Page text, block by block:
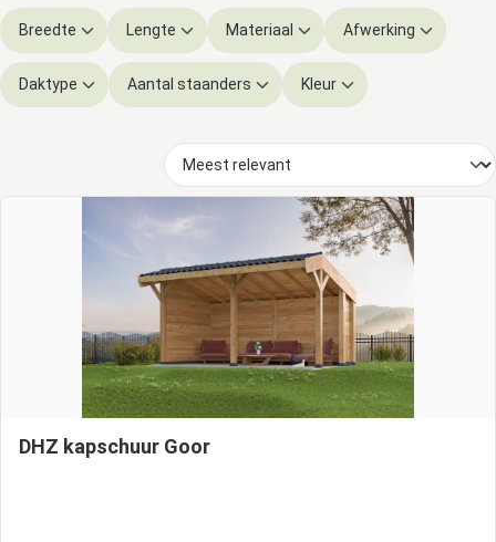
Breedte Lengte Materiaal Afwerking
Daktype Aantal staanders Kleur
DHZ kapschuur Goor